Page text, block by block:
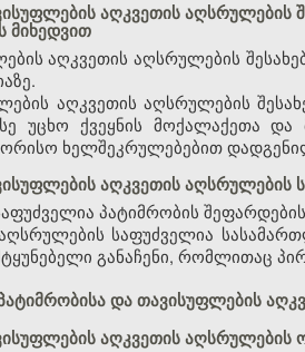
აღკვეთის აღსრულების
მიხედვით
აღკვეთის აღსრულების
აღკვეთის აღსრულების
უცხო ქვეყნის მოქალაქეთა
ხელშეკრულებებით
აღკვეთის აღსრულების
პატიმრობის
საფუძველია
განაჩენი, რომლითაც
და თავისუფლების
აღკვეთის აღსრულების